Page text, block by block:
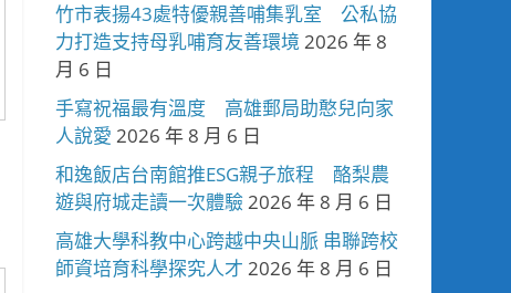
竹市表揚43處特優親善哺集乳室 公私協
力打造支持母乳哺育友善環境2026 年 8
月 6 日
手寫祝福最有溫度 高雄郵局助憨兒向家
人說愛 2026 年 8 月 6 日
和逸飯店台南館推ESG親子旅程 酪梨農
遊與府城走讀一次體驗2026 年 8 月 6 日
高雄大學科教中心跨越中央山脈 串聯跨校
師資培育科學探究人才 2026 年 8 月 6 日